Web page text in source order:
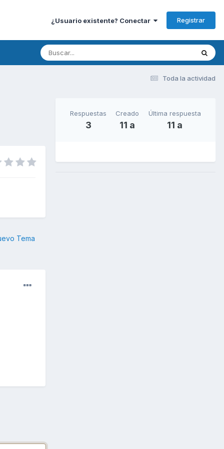
¿Usuario existente? Conectar Registrar
Toda la actividad
Tema
Respuestas
3
Creado
11 a
Última respuesta
11 a